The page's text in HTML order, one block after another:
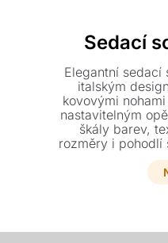
Sedací
Elegantní sedací
italským
kovovými
nastavitelným
škály barev,
rozměry i pohodlí
přesně